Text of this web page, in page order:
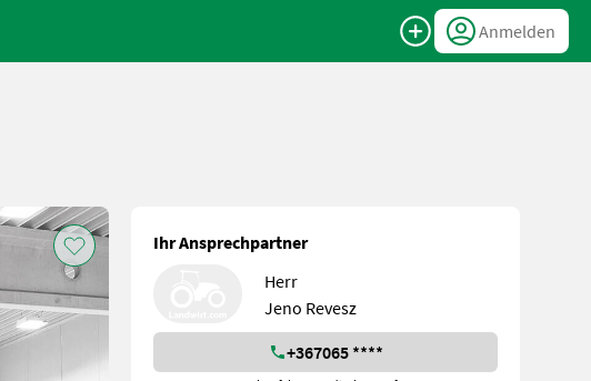
Anmelden
Ihr Ansprechpartner
Herr
Jeno Revesz
+367065 ****